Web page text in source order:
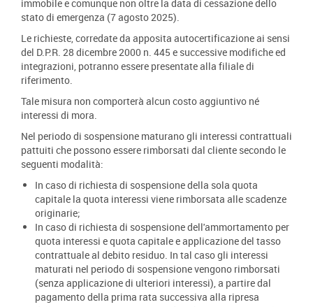
immobile e comunque non oltre la data di cessazione dello
stato di emergenza (7 agosto 2025).
Le richieste, corredate da apposita autocertificazione ai sensi
del D.P.R. 28 dicembre 2000 n. 445 e successive modifiche ed
integrazioni, potranno essere presentate alla filiale di
riferimento.
Tale misura non comporterà alcun costo aggiuntivo né
interessi di mora.
Nel periodo di sospensione maturano gli interessi contrattuali
pattuiti che possono essere rimborsati dal cliente secondo le
seguenti modalità:
In caso di richiesta di sospensione della sola quota
capitale la quota interessi viene rimborsata alle scadenze
originarie;
In caso di richiesta di sospensione dell'ammortamento per
quota interessi e quota capitale e applicazione del tasso
contrattuale al debito residuo. In tal caso gli interessi
maturati nel periodo di sospensione vengono rimborsati
(senza applicazione di ulteriori interessi), a partire dal
pagamento della prima rata successiva alla ripresa